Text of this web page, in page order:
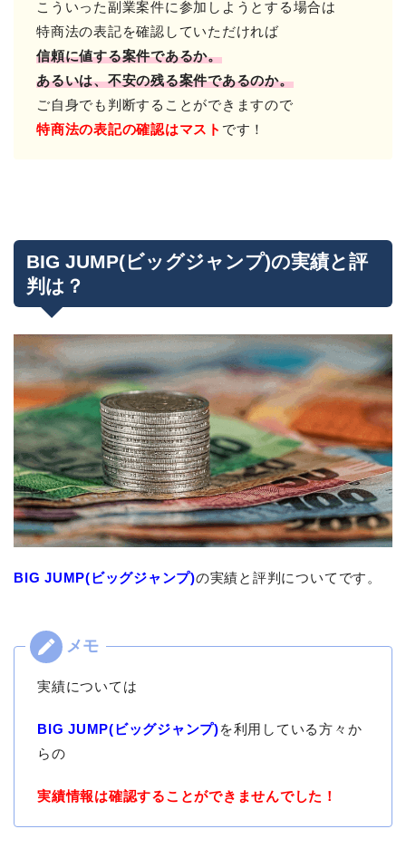
こういった副業案件に参加しようとする場合は
特商法の表記を確認していただければ
信頼に値する案件であるか。
あるいは、不安の残る案件であるのか。
ご自身でも判断することができますので
特商法の表記の確認はマスト です！
BIG JUMP(ビッグジャンプ)の実績と評
判は？
BIG JUMP(ビッグジャンプ)の実績と評判についてです。
実績については
BIG JUMP(ビッグジャンプ)を利用している方々か
らの
実績情報は確認することができませんでした！